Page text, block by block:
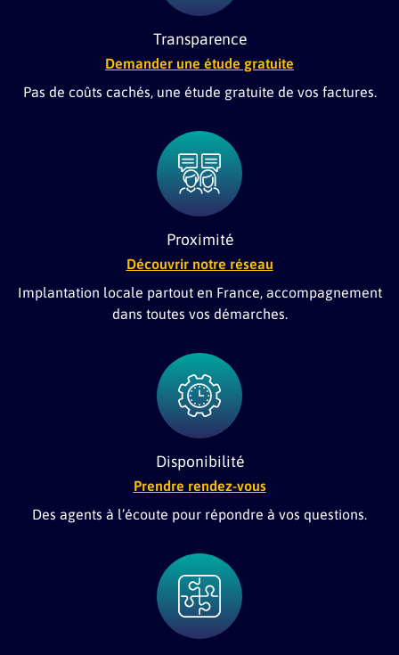
Transparence
Demander une étude gratuite
Pas de coûts cachés, une étude gratuite de vos factures.
Proximité
Découvrir notre réseau
Implantation locale partout en France, accompagnement
dans toutes vos démarches.
Disponibilité
Prendre rendez-vous
Des agents à l’écoute pour répondre à vos questions.